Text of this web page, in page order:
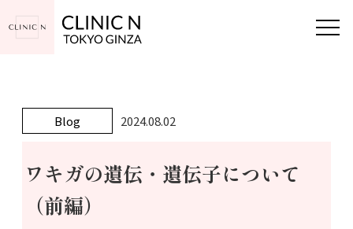
Blog 2024.08.02
ワキガの遺伝・遺伝子について
（前編）